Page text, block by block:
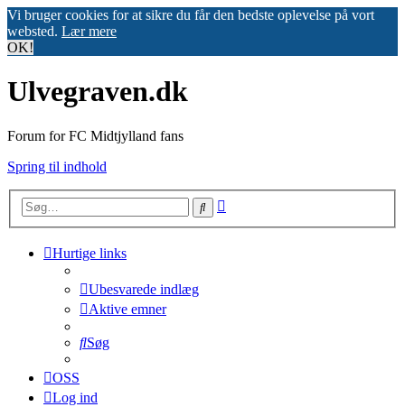
Vi bruger cookies for at sikre du får den bedste oplevelse på vort
websted. Lær mere
OK!
Ulvegraven.dk
Forum for FC Midtjylland fans
Spring til indhold
Søg
Hurtige links
Ubesvarede indlæg
Aktive emner
Søg
OSS
Log ind